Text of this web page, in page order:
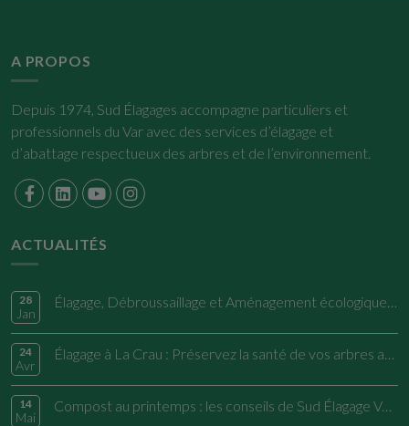
A PROPOS
Depuis 1974, Sud Élagages accompagne particuliers et
professionnels du Var avec des services d’élagage et
d’abattage respectueux des arbres et de l’environnement.
ACTUALITÉS
28
Jan
Élagage, Débroussaillage et Aménagement écologique à La Garde
24
Avr
Élagage à La Crau : Préservez la santé de vos arbres avec Sud Élagages
14
Mai
Compost au printemps : les conseils de Sud Élagage Var pour un jardin responsable